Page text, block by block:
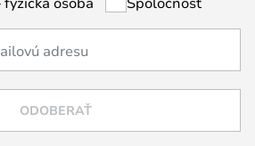
ODOBERAŤ